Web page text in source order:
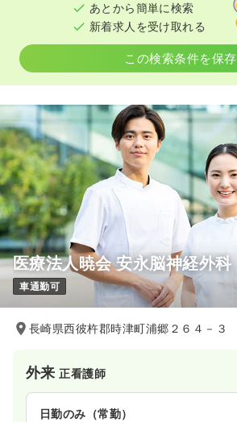
あとから簡単に検索
新着求人を受け取れる
この検索条件を保存
医療法人暁会 安永脳神経外科
車通勤可
長崎県西彼杵郡時津町浦郷２６４－３
外来正看護師
日勤のみ（常勤）